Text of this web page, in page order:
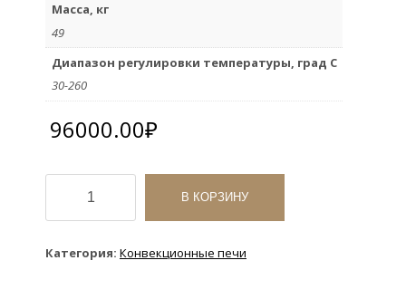
Масса, кг
49
Диапазон регулировки температуры, град С
30-260
96000.00₽
Количество
товара
Конвекционная
Unox
В КОРЗИНУ
Категория: Конвекционные печи